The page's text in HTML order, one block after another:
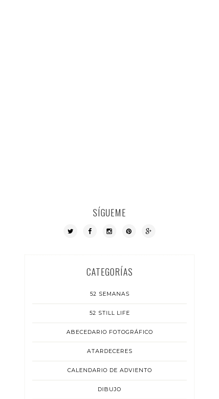
SÍGUEME
CATEGORÍAS
52 SEMANAS
52 STILL LIFE
ABECEDARIO FOTOGRÁFICO
ATARDECERES
CALENDARIO DE ADVIENTO
DIBUJO